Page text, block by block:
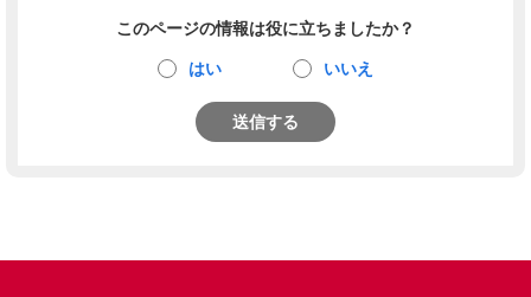
このページの情報は役に立ちましたか？
はい いいえ
送信する